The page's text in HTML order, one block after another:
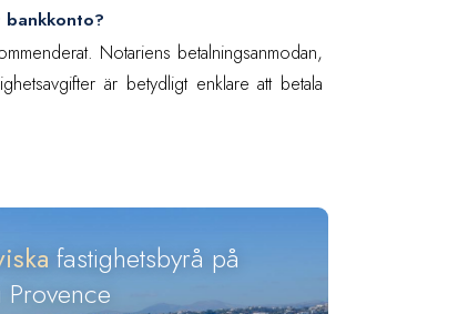
Notariens betalningsanmodan,
är betydligt enklare att betala
fastighetsbyrå på